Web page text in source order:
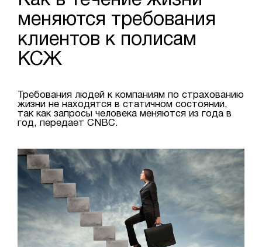
меняются требования
клиентов к полисам
КСЖ
Требования людей к компаниям по страхованию
жизни не находятся в статичном состоянии,
так как запросы человека меняются из года в
год, передает CNBC.